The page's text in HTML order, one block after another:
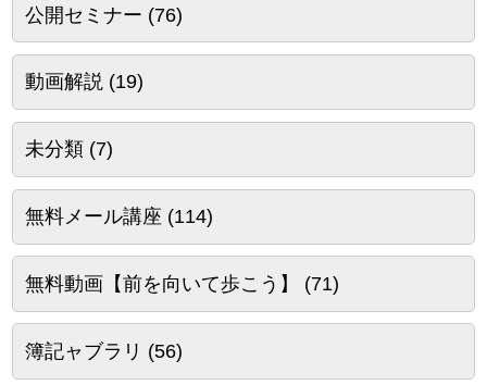
公開セミナー (76)
動画解説(19)
未分類(7)
無料メール講座 (114)
無料動画【前を向いて歩こう】 (71)
簿記ャブラリ (56)